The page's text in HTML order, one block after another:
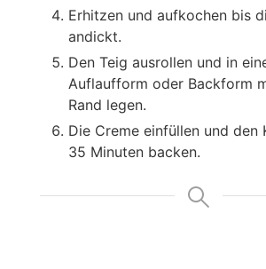
Erhitzen und aufkochen bis
andickt.
Den Teig ausrollen und in
Auflaufform oder Backform
Rand legen.
Die Creme einfüllen und den
35 Minuten backen.